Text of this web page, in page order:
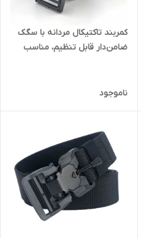
کمربند تاکتیکال مردانه با سگک
ضامن‌دار قابل تنظیم، مناسب
ناموجود